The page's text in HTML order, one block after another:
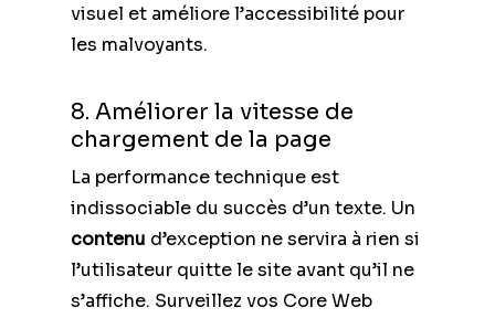
visuel et améliore l’accessibilité pour
les malvoyants.
8. Améliorer la vitesse de
chargement de la page
La performance technique est
indissociable du succès d’un texte. Un
contenu d’exception ne servira à rien si
l’utilisateur quitte le site avant qu’il ne
s’affiche. Surveillez vos Core Web